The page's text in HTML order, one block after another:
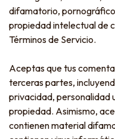
difamatorio,
propiedad intelectual de
Términos de Servicio.
Aceptas que tus
terceras partes,
privacidad, personalidad
propiedad. Asimismo,
contienen material